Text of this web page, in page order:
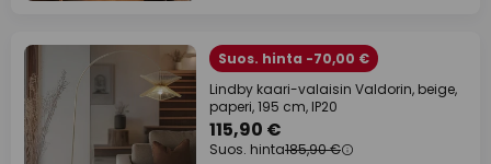
Suos. hinta -70,00 €
Lindby kaari-valaisin Valdorin, beige,
paperi, 195 cm, IP20
115,90 €
Suos. hinta185,90 €